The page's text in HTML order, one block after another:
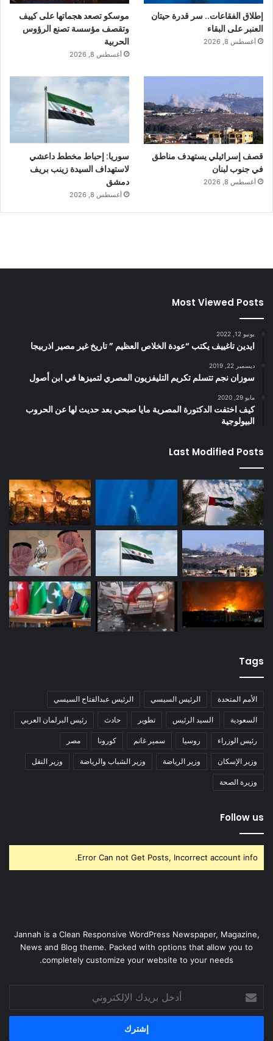
إطلاق الفقاعات.. سر قدرة حيتان
العنبر على البقاء
أغسطس 8, 2026
موسكو تصعد هجماتها على كييف
وتقصف مؤسسة تصنع الرؤوس
الحربية
أغسطس 8, 2026
قصف إسرائيلي يستهدف مناطق
في جنوب لبنان
أغسطس 8, 2026
سوريا: إحباط مخطط داعشي
لاستهداف السيدة زينب بريف
دمشق
أغسطس 8, 2026
Most Viewed Posts
يونيو 12, 2022
ايدين تاغييف يكتب “عودة الخلاص العظيم ” تاريخ غير مصير اذربيجا
ديسمبر 22, 2019
سوزان نجم تتسلم تكريم التليفزيون المصري لتميزها في ابن أصول
مايو 29, 2020
كيف اختفت الدكتورة المصرية مايا صبحي بعد حديث لها عن الحروب
البيولوجية
Last Modified Posts
Tags
الأمم المتحدة الرئيس السيسي الرئيس عبدالفتاح السيسي
السعودية السيد الرئيس تطوير حادث رئيس البرلمان العربي
رئيس الوزراء روسيا سمير غانم كورونا مصر
وزير الإسكان وزير الرياضة وزير الشباب والرياضة وزير النقل
وزيرة الصحة
Follow us
Error Can not Get Posts, Incorrect account info.
Jannah is a Clean Responsive WordPress Newspaper, Magazine,
News and Blog theme. Packed with options that allow you to
completely customize your website to your needs.
بريدك
الإلكتروني